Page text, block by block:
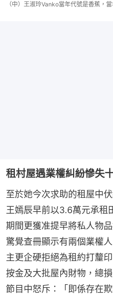
（中）王淑玲Vanko當年代號是香蕉，
租村屋遇業權糾紛慘失
至於她今次求助的租屋中
王嫣辰早前以3.6萬元承租
期間更獲准提早將私人物
驚覺查冊顯示有兩個業權
主更企硬拒絕為租約打釐
按金及大批屋內財物，總
節目中怒斥：「即係存在